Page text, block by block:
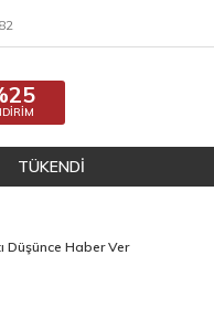
TÜKENDİ
Düşünce Haber Ver